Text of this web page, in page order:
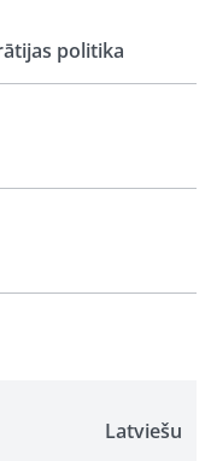
Latviešu
politika